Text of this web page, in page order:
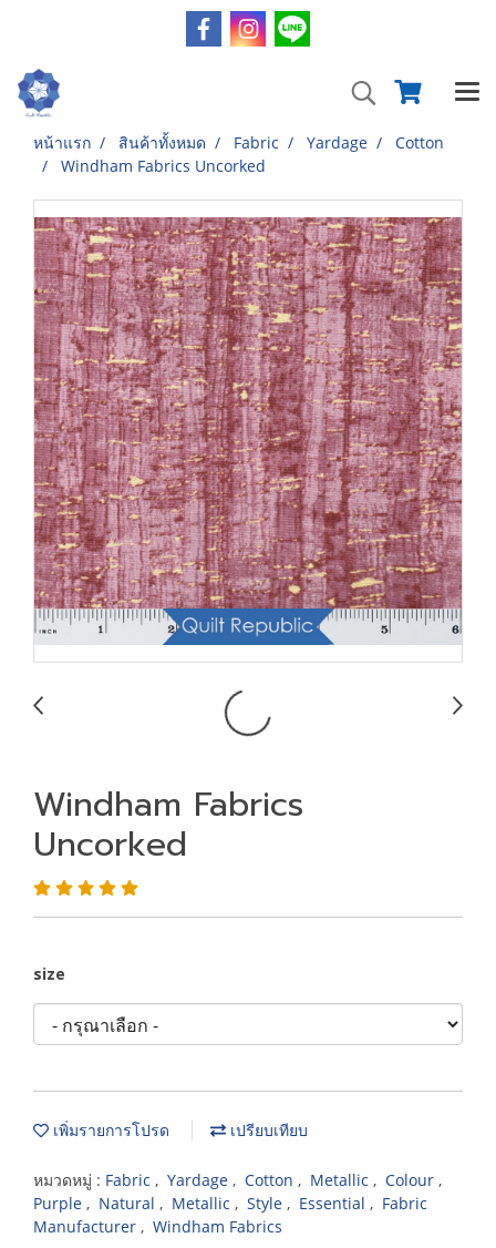
หน้าแรก สินค้าทั้งหมด Fabric Yardage
Cotton
Windham Fabrics Uncorked
Windham Fabrics
Uncorked
size
เพิ่มรายการโปรด เปรียบเทียบ
หมวดหมู่ : Fabric , Yardage , Cotton , Metallic , Colour ,
Purple , Natural , Metallic , Style , Essential , Fabric
Manufacturer , Windham Fabrics